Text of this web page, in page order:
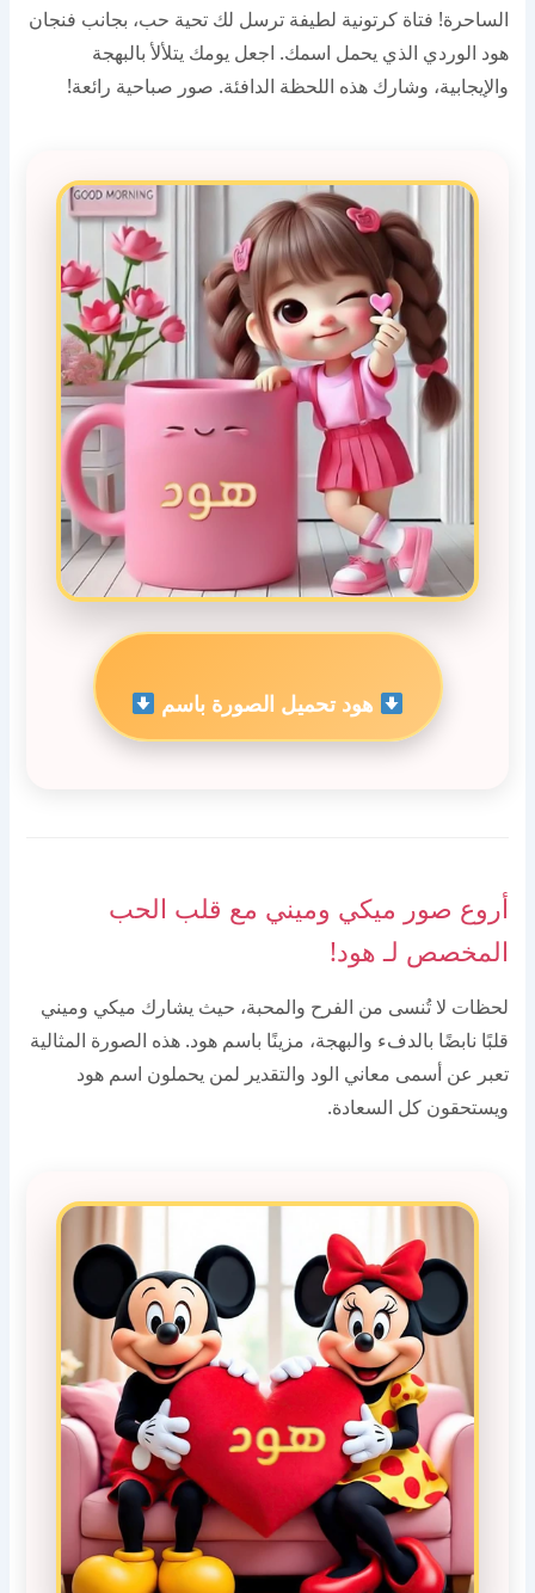
الساحرة! فتاة كرتونية لطيفة ترسل لك تحية حب، بجانب فنجان
هود الوردي الذي يحمل اسمك. اجعل يومك يتلألأ بالبهجة
والإيجابية، وشارك هذه اللحظة الدافئة. صور صباحية رائعة!
هود تحميل الصورة باسم
أروع صور ميكي وميني مع قلب الحب
المخصص لـ هود!
لحظات لا تُنسى من الفرح والمحبة، حيث يشارك ميكي وميني
قلبًا نابضًا بالدفء والبهجة، مزينًا باسم هود. هذه الصورة المثالية
تعبر عن أسمى معاني الود والتقدير لمن يحملون اسم هود
ويستحقون كل السعادة.